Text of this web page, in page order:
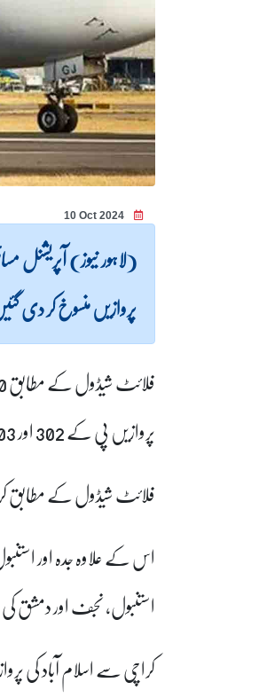
10 Oct 2024
پروازیں منسوخ کر دی
پروازیں پی کے 302 اور 303 جبکہ اسلام آباد کی 2 پروازیں پی کے 368 اور 369 کو منسوخ کر دیا گیا۔
فلائٹ شیڈول کے مطابق کراچی سے
استنبول، نجف اور دمشق کی